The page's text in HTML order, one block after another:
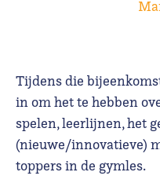
Tijdens die
in om het te hebben
spelen, leerlijnen, het
(nieuwe/innovatieve)
toppers in de gymles.